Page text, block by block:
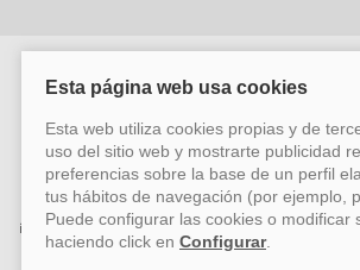
ACCION VIAJES SL ha sido beneficiaria del
Regional (FEDER), cuyo objetivo es mejorar la
mediante el impulso de la innovación, el
investigación de calidad y el uso seguro y fiable del
esta financiación, la empresa ha puesto en